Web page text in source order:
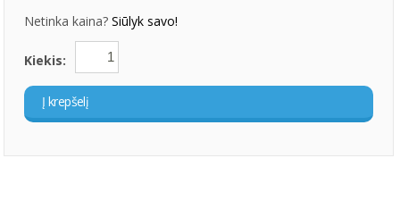
Netinka kaina?Siūlyk savo!
Kiekis:
Į krepšelį